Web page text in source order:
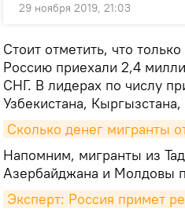
29 ноября 2019, 21:03
Стоит отметить, что
Россию приехали 2,4
СНГ. В лидерах по числу
Узбекистана,
Сколько денег мигранты
Напомним, мигранты из
Азербайджана и Молдовы
Эксперт: Россия примет